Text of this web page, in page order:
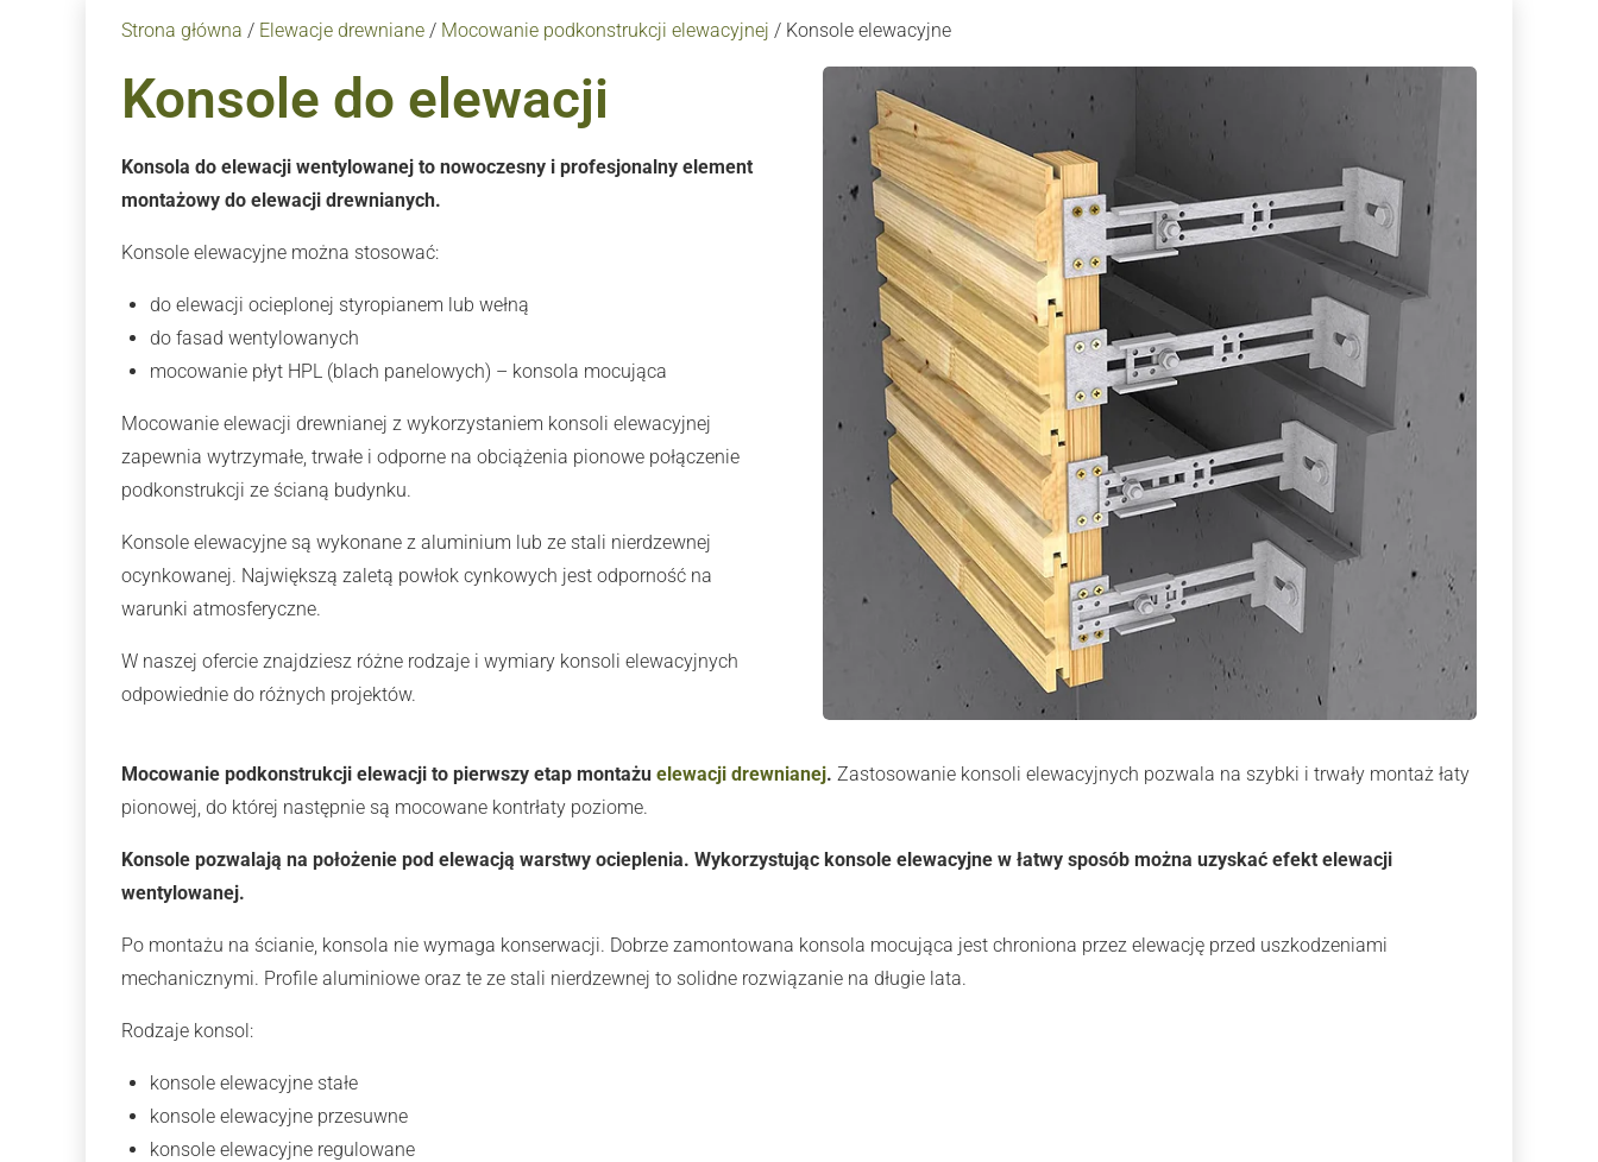
Strona główna / Elewacje drewniane / Mocowanie podkonstrukcji elewacyjnej / Konsole elewacyjne
Konsole do elewacji
Konsola do elewacji wentylowanej to nowoczesny i profesjonalny element
montażowy do elewacji drewnianych.
Konsole elewacyjne można stosować:
do elewacji ocieplonej styropianem lub wełną
do fasad wentylowanych
mocowanie płyt HPL (blach panelowych) – konsola mocująca
Mocowanie elewacji drewnianej z wykorzystaniem konsoli elewacyjnej
zapewnia wytrzymałe, trwałe i odporne na obciążenia pionowe połączenie
podkonstrukcji ze ścianą budynku.
Konsole elewacyjne są wykonane z aluminium lub ze stali nierdzewnej
ocynkowanej. Największą zaletą powłok cynkowych jest odporność na
warunki atmosferyczne.
W naszej ofercie znajdziesz różne rodzaje i wymiary konsoli elewacyjnych
odpowiednie do różnych projektów.
Mocowanie podkonstrukcji elewacji to pierwszy etap montażu elewacji drewnianej. Zastosowanie konsoli elewacyjnych pozwala na szybki i trwały montaż łaty
pionowej, do której następnie są mocowane kontrłaty poziome.
Konsole pozwalają na położenie pod elewacją warstwy ocieplenia. Wykorzystując konsole elewacyjne w łatwy sposób można uzyskać efekt elewacji
wentylowanej.
Po montażu na ścianie, konsola nie wymaga konserwacji. Dobrze zamontowana konsola mocująca jest chroniona przez elewację przed uszkodzeniami
mechanicznymi. Profile aluminiowe oraz te ze stali nierdzewnej to solidne rozwiązanie na długie lata.
Rodzaje konsol:
konsole elewacyjne stałe
konsole elewacyjne przesuwne
konsole elewacyjne regulowane